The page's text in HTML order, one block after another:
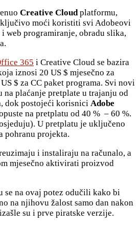
Creative Cloudplatformu,
moći koristiti svi Adobeovi
web programiranje, obradu slika,
365 i Creative Cloud se bazira
iznosi 20 US $ mjesečno za
$ za CC paket programa. Svi novi
na plaćanje pretplate u trajanju od
dok postojeći korisnici Adobe
na pretplatu od 40 % – 60 %.
U pretplatu je uključeno
pohranu projekta.
i instaliraju na računalo, a
mjesečno aktivirati proizvod
se na ovaj potez odučili kako bi
na njihovu žalost samo dan nakon
su i prve piratske verzije.